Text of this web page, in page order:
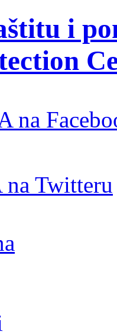
i
na
Twitteru